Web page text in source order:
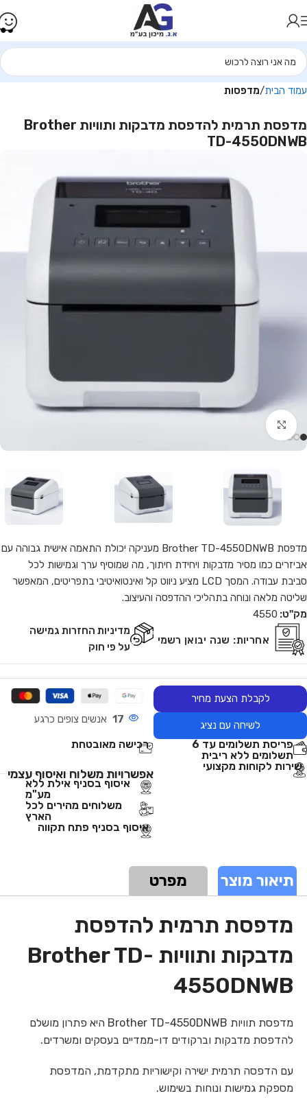
עמוד הבית מדפסות
מדפסת ‏תרמית ‏להדפסת מדבקות ותוויות Brother
TD-4550DNWB
Click to enlarge
מדפסת Brother TD-4550DNWB מעניקה יכולת התאמה אישית גבוהה עם
אביזרים כמו מסיר מדבקות ויחידת חיתוך, מה שמוסיף ערך וגמישות לכל
סביבת עבודה. המסך LCD מציע ניווט קל ואינטואיטיבי בתפריטים, המאפשר
שליטה מלאה ונוחה בתהליכי ההדפסה והעיצוב.
מק"ט: 4550
אחריות: שנה יבואן רשמי
מדיניות החזרות גמישה
על פי חוק
לקבלת הצעת מחיר
לשיחה עם נציג 17 אנשים צופים כרגע
פריסת תשלומים עד 6
תשלומים ללא ריבית
רכישה מאובטחת
שירות לקוחות מקצועי
אפשרויות משלוח ואיסוף עצמי
איסוף בסניף אילת ללא
מע"מ
משלוחים מהירים לכל
הארץ
איסוף בסניף פתח תקווה
תיאור מוצר מפרט
מדפסת ‏תרמית ‏להדפסת
מדבקות ותוויות Brother TD-
4550DNWB
מדפסת תוויות Brother TD-4550DNWB היא פתרון מושלם
להדפסת מדבקות וברקודים דו-ממדיים בעסקים ומשרדים.
עם הדפסה תרמית ישירה וקישוריות מתקדמת, המדפסת
מספקת גמישות ונוחות בשימוש.